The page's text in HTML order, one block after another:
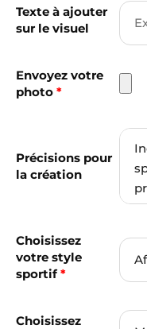
Texte à ajouter
sur le visuel
Envoyez votre
photo *
Précisions pour
la création
Choisissez
votre style
sportif*
Choisissez